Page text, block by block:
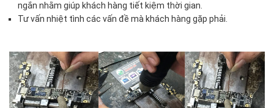
ngắn nhằm giúp khách hàng tiết kiệm thời gian.
Tư vấn nhiệt tình các vấn đề mà khách hàng gặp phải.